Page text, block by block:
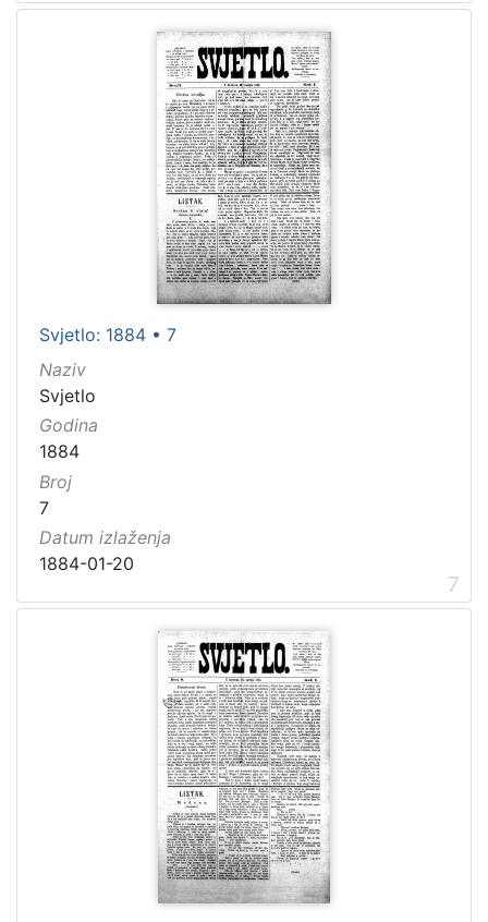
Svjetlo: 1884 • 7
Naziv
Svjetlo
Godina
1884
Broj
7
Datum izlaženja
1884-01-20
7